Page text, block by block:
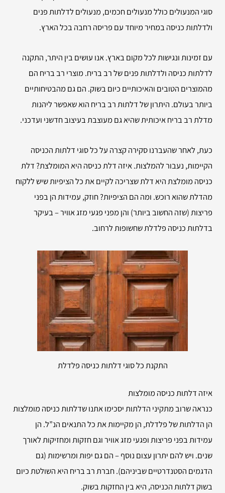
סוגי המנעולים כולל מנעולים חכמים, מנעולים לדלתות פנים
ולדלתות כניסה במחיר מיוחד עם פריסה רחבה בכל הארץ.
עם זמינות ונגישות לכל מקום בארץ. אנו עושים בין היתר, התקנה
לדלתות כניסה ולדלתות פנים של רב בריח. מוצרי רב בריח הם
מהמוצרים הטובים והאיכותיים כיום בשוק. הם גם מהבטיחותיים
ביותר בעולם. היתרון של דלתות רב בריח הוא שאפשר ליהנות
מדלת רב בריח איכותית שהיא גם מעוצבת בעיצוב חדשני ועדכני.
כעת, לאחר שהעברנו סקירה קצרה על כל סוגי דלתות הכניסה
הקיימות, נעבור להמלצות. איזה דלת כניסה היא המומלצת? דלת
כניסה מומלצת היא דלת שצריכה לקיים את כל הציפיות שיש ללקוח
מהדלת שהוא רוכש. ומה הם הציפיות? חוזק, עמידות הן בפני
פריצות (שזה החשוב ביותר) והן מפני פגעי מזג אוויר – בעיקר
בדלתות כניסה פלדלת שחשופות לרחוב.
התקנת כל סוגי דלתות כניסה פלדלת
איזה דלתות כניסה מומלצות
כנראה שרוב מתקיני הדלתות יסכימו אתנו שדלתות כניסה מומלצות
הן הדלתות של פלדלת, הן מקיימות את כל התנאים הנ”ל. הן
עמידות בפני פריצות ופגעי מזג אוויר וגם חזקות ומחזיקות לאורך
שנים. ויש להם יתרון עצום נוסף – הם גם יפות ומרשימות (גם
הדגמים הסטנדרטיים שביניהם). חברת רב בריח היא השולטת כיום
בשוק דלתות הכניסה, היא בין החזקות בשוק.